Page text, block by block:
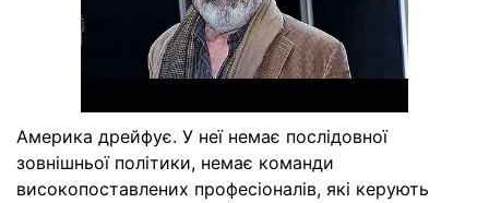
Америка дрейфує. У неї немає послідовної
зовнішньої політики, немає команди
високопоставлених професіоналів, які керують